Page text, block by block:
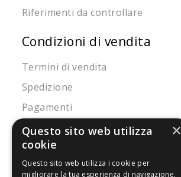
Riferimenti da controllare
Condizioni di vendita
Termini di vendita
Spedizione
Pagamenti
Resi
×
Questo sito web utilizza
cookie
Questo sito web utilizza i cookie per
migliorare la tua esperienza di navigazione.